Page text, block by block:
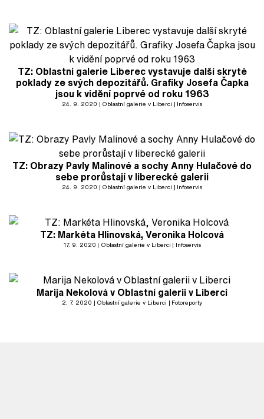
TZ: Oblastní galerie Liberec vystavuje další skryté
poklady ze svých depozitářů. Grafiky Josefa Čapka
jsou k vidění poprvé od roku 1963
24. 9. 2020 Oblastní galerie v Liberci Infoservis
TZ: Obrazy Pavly Malinové a sochy Anny Hulačové do
sebe prorůstají v liberecké galerii
24. 9. 2020 Oblastní galerie v Liberci Infoservis
TZ: Markéta Hlinovská, Veronika Holcová
17. 9. 2020 Oblastní galerie v Liberci Infoservis
Marija Nekolová v Oblastní galerii v Liberci
2. 7. 2020 Oblastní galerie v Liberci Fotoreporty